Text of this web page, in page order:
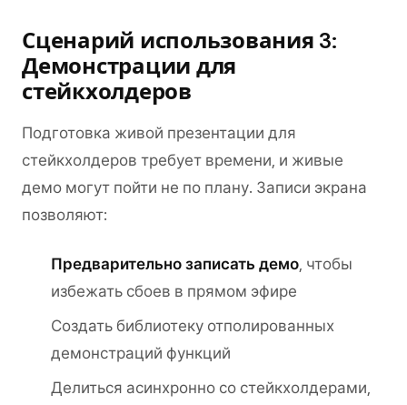
Сценарий использования 3:
Демонстрации для
стейкхолдеров
Подготовка живой презентации для
стейкхолдеров требует времени, и живые
демо могут пойти не по плану. Записи экрана
позволяют:
Предварительно записать демо, чтобы
избежать сбоев в прямом эфире
Создать библиотеку отполированных
демонстраций функций
Делиться асинхронно со стейкхолдерами,